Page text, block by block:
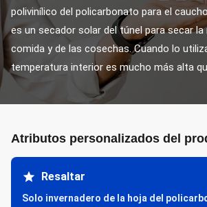
polivinílico del policarbonato para el
es un secador solar del túnel para secar la
comida y de las cosechas. Cuando lo
temperatura interior es mucho más alta
Atributos personalizados del
Resaltar
Solo invernadero de la hoja del